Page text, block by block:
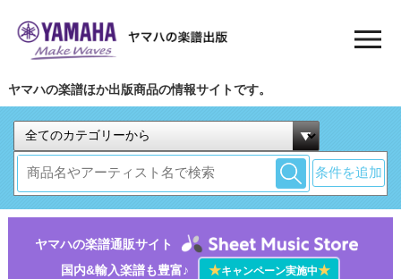
ヤマハの楽譜ほか出版商品の情報サイトです。
条件を追加
ヤマハの楽譜通販サイト
国内&輸入楽譜も豊富♪
★キャンペーン実施中★